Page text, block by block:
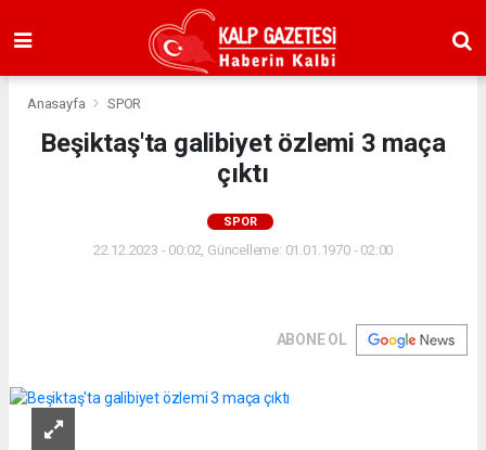
Anasayfa SPOR
Beşiktaş'ta galibiyet özlemi 3 maça
çıktı
SPOR
22.12.2023 - 00:02, Güncelleme: 01.01.1970 - 02:00
ABONE OL